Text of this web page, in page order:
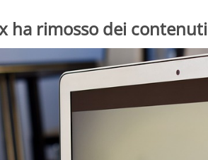
ha rimosso dei contenuti